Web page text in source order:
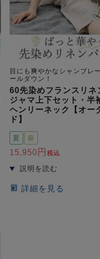
目にも爽やかなシャンブレ
ールダウン！
60先染めフランスリネ
ジャマ上下セット・半
ヘンリーネック【オー
ド】
夏 麻
15,950 税込
詳細を見る